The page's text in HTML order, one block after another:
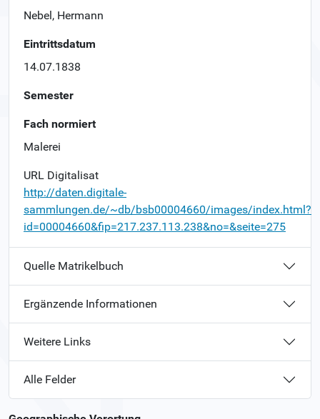
Nebel, Hermann
Eintrittsdatum
14.07.1838
Semester
Fach normiert
Malerei
URL Digitalisat
http://daten.digitale-
sammlungen.de/~db/bsb00004660/images/index.html?
id=00004660&fip=217.237.113.238&no=&seite=275
Quelle Matrikelbuch
Ergänzende Informationen
Weitere Links
Alle Felder